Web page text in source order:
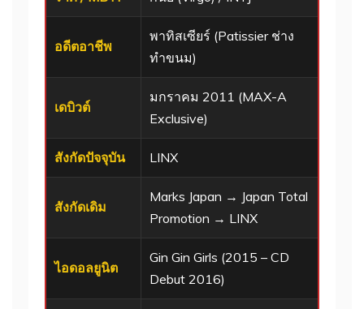
อดีตอาชีพ
พาทิสเซียร์ (Patissier ช่าง
ทำขนม)
เดบิวต์
มกราคม 2011 (MAX-A
Exclusive)
สังกัดปัจจุบัน LINX
สังกัดเดิม
Marks Japan → Japan Total
Promotion → LINX
ไอดอลยูนิต
Gin Gin Girls (2015 – CD
Debut 2016)